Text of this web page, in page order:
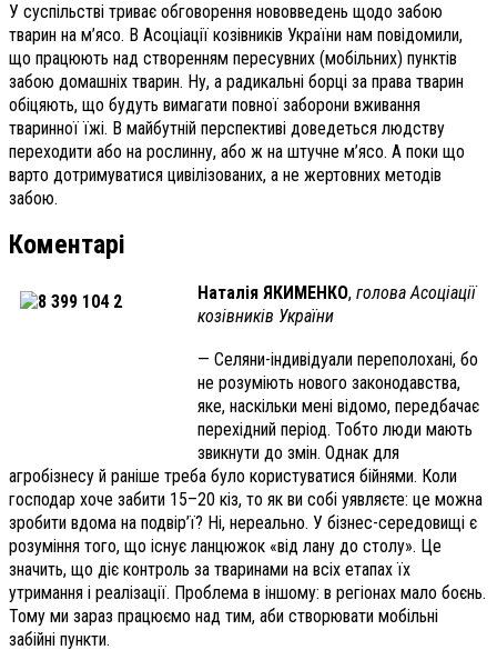
У суспільстві триває обговорення нововведень щодо забою
тварин на м’ясо. В Асоціації козівників України нам повідомили,
що працюють над створенням пересувних (мобільних) пунктів
забою домашніх тварин. Ну, а радикальні борці за права тварин
обіцяють, що будуть вимагати повної заборони вживання
тваринної їжі. В майбутній перспективі доведеться людству
переходити або на рослинну, або ж на штучне м’ясо. А поки що
варто дотримуватися цивілізованих, а не жертовних методів
забою.
Коментарі
Наталія ЯКИМЕНКО, голова Асоціації
козівників України
— Селяни-індивідуали переполохані, бо
не розуміють нового законодавства,
яке, наскільки мені відомо, передбачає
перехідний період. Тобто люди мають
звикнути до змін. Однак для
агробізнесу й раніше треба було користуватися бійнями. Коли
господар хоче забити 15–20 кіз, то як ви собі уявляєте: це можна
зробити вдома на подвір’ї? Ні, нереально. У бізнес-середовищі є
розуміння того, що існує ланцюжок «від лану до столу». Це
значить, що діє контроль за тваринами на всіх етапах їх
утримання і реалізації. Проблема в іншому: в регіонах мало боєнь.
Тому ми зараз працюємо над тим, аби створювати мобільні
забійні пункти.